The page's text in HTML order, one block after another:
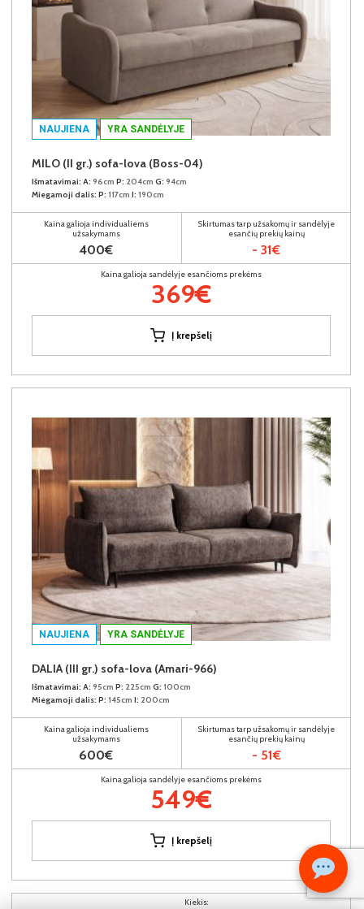
Kiekis:
NAUJIENA YRA SANDĖLYJE
MILO (II gr.) sofa-lova (Boss-04)
Išmatavimai: A: 96cm P: 204cm G: 94cm
Miegamoji dalis: P: 117cm I: 190cm
Kaina galioja individualiems
užsakymams
400€
Skirtumas tarp užsakomų ir sandėlyje
esančių prekių kainų
- 31€
Kaina galioja sandėlyje esančioms prekėms
369€
Į krepšelį
NAUJIENA YRA SANDĖLYJE
DALIA (III gr.) sofa-lova (Amari-966)
Išmatavimai: A: 95cm P: 225cm G: 100cm
Miegamoji dalis: P: 145cm I: 200cm
Kaina galioja individualiems
užsakymams
600€
Skirtumas tarp užsakomų ir sandėlyje
esančių prekių kainų
- 51€
Kaina galioja sandėlyje esančioms prekėms
549€
Į krepšelį